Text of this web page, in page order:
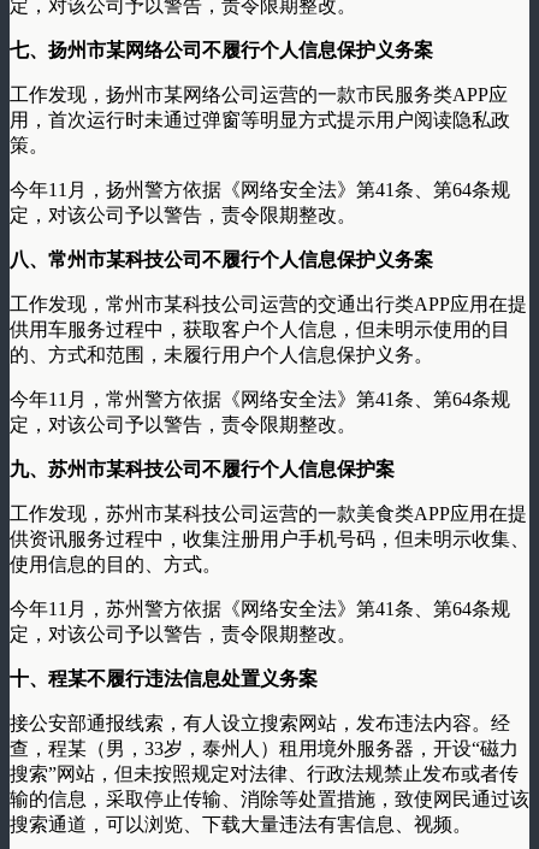
定，对该公司予以警告，责令限期整改。
七、扬州市某网络公司不履行个人信息保护义务案
工作发现，扬州市某网络公司运营的一款市民服务类APP应
用，首次运行时未通过弹窗等明显方式提示用户阅读隐私政
策。
今年11月，扬州警方依据《网络安全法》第41条、第64条规
定，对该公司予以警告，责令限期整改。
八、常州市某科技公司不履行个人信息保护义务案
工作发现，常州市某科技公司运营的交通出行类APP应用在提
供用车服务过程中，获取客户个人信息，但未明示使用的目
的、方式和范围，未履行用户个人信息保护义务。
今年11月，常州警方依据《网络安全法》第41条、第64条规
定，对该公司予以警告，责令限期整改。
九、苏州市某科技公司不履行个人信息保护案
工作发现，苏州市某科技公司运营的一款美食类APP应用在提
供资讯服务过程中，收集注册用户手机号码，但未明示收集、
使用信息的目的、方式。
今年11月，苏州警方依据《网络安全法》第41条、第64条规
定，对该公司予以警告，责令限期整改。
十、程某不履行违法信息处置义务案
接公安部通报线索，有人设立搜索网站，发布违法内容。经
查，程某（男，33岁，泰州人）租用境外服务器，开设“磁力
搜索”网站，但未按照规定对法律、行政法规禁止发布或者传
输的信息，采取停止传输、消除等处置措施，致使网民通过该
搜索通道，可以浏览、下载大量违法有害信息、视频。